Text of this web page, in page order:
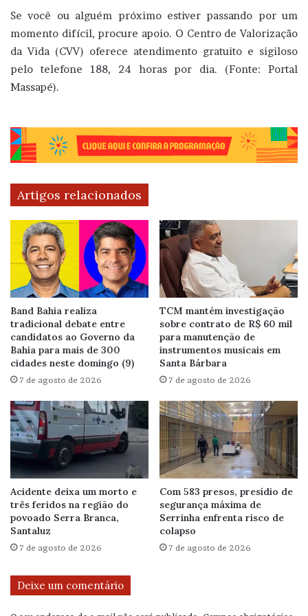
Se você ou alguém próximo estiver passando por um
momento difícil, procure apoio. O Centro de Valorização
da Vida (CVV) oferece atendimento gratuito e sigiloso
pelo telefone 188, 24 horas por dia. (Fonte: Portal
Massapé).
Artigos relacionados
Band Bahia realiza
tradicional debate entre
candidatos ao Governo da
Bahia para mais de 300
cidades neste domingo (9)
7 de agosto de 2026
TCM mantém investigação
sobre contrato de R$ 60 mil
para manutenção de
instrumentos musicais em
Santa Bárbara
7 de agosto de 2026
Acidente deixa um morto e
três feridos na região do
povoado Serra Branca,
Santaluz
7 de agosto de 2026
Com 583 presos, presídio de
segurança máxima de
Serrinha enfrenta risco de
colapso
7 de agosto de 2026
Deixe um comentário